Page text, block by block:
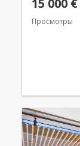
Просмотры